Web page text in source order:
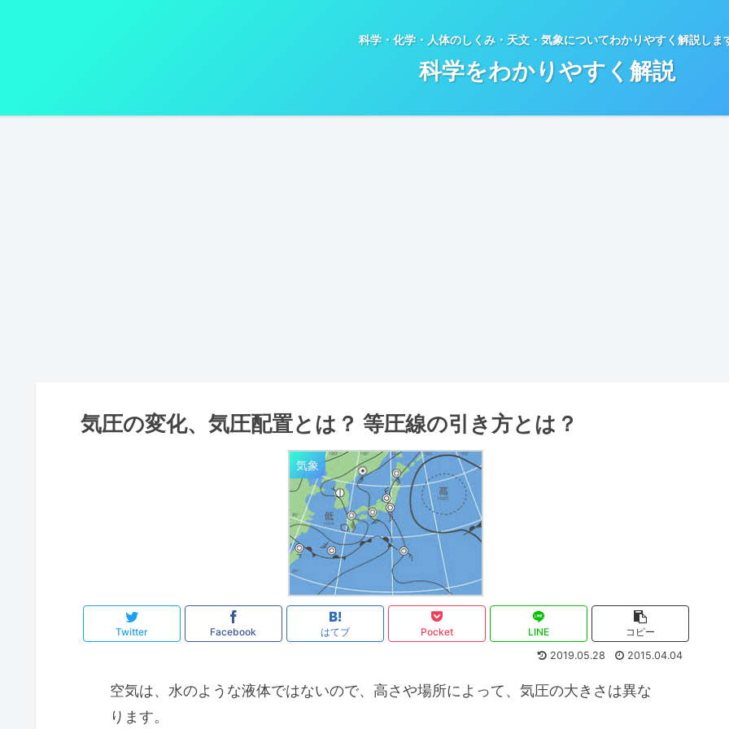
科学・化学・人体のしくみ・天文・気象についてわかりやすく解説しま
科学をわかりやすく解説
気圧の変化、気圧配置とは？ 等圧線の引き方とは？
気象
Twitter Facebook はてブ Pocket LINE
コピー
2019.05.28
2015.04.04
空気は、水のような液体ではないので、高さや場所によって、気圧の大きさは異な
ります。